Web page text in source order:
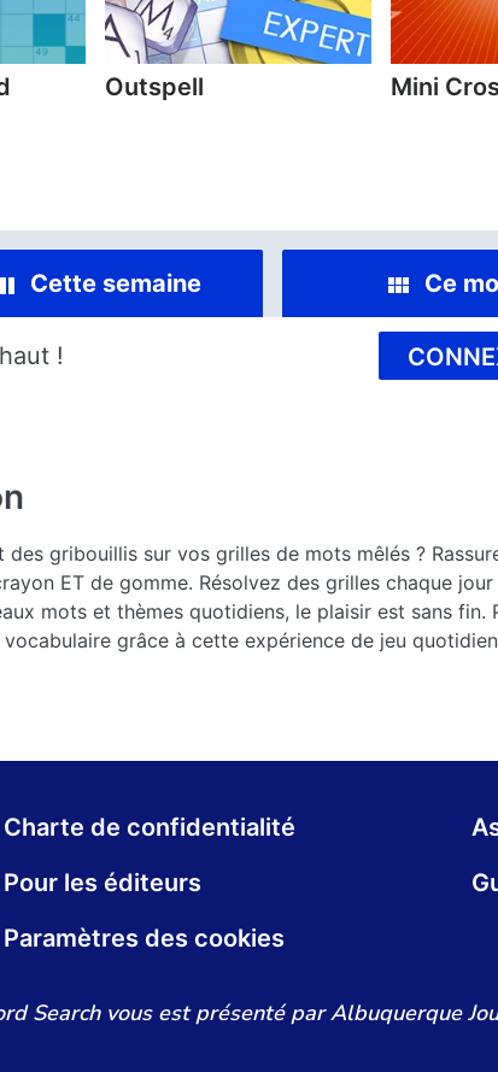
Outspell Mini
Cette semaine Ce
!
gribouillis sur vos grilles de mots mêlés ?
ET de gomme. Résolvez des grilles chaque
mots et thèmes quotidiens, le plaisir est sans fin.
grâce à cette expérience de jeu
Charte de confidentialité
Pour les éditeurs
Paramètres des cookies
Search vous est présenté par Albuquerque